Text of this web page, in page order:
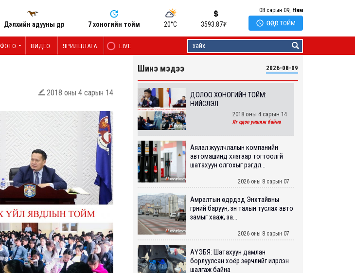
Дэлхийн адууны өдөр 7 хоногийн тойм 20°C 3593.87₮
08 сарын 09, Ням
 ӨНӨӨДӨР ТОЙМ
ФОТО ВИДЕО ЯРИЛЦЛАГА LIVE
 2018 оны 4 сарын 14
Шинэ мэдээ 2026-08-09
ДОЛОО ХОНОГИЙН ТОЙМ:
НИЙСЛЭЛ
2018 оны 4 сарын 14
Яг одоо уншиж байна
Аялал жуулчлалын компанийн
автомашинд хязгаар тогтоолгүй
шатахуун олгохыг үүрэгдл...
2026 оны 8 сарын 07
Амралтын өдрүүдэд Энхтайвны
гүүрний баруун, зүүн талын туслах авто
замыг хааж, за...
2026 оны 8 сарын 07
АҮЭБЯ: Шатахуун дамлан
борлуулсан хоёр зөрчлийг илрүүлэн
шалгаж байна